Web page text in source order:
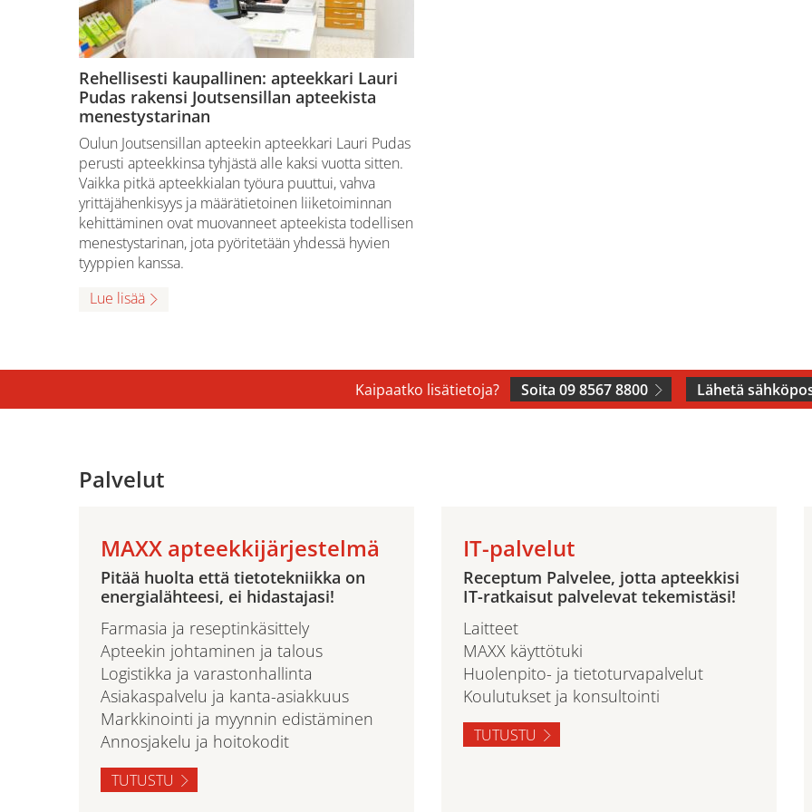
Rehellisesti kaupallinen: apteekkari Lauri
Pudas rakensi Joutsensillan apteekista
menestystarinan
Oulun Joutsensillan apteekin apteekkari Lauri Pudas
perusti apteekkinsa tyhjästä alle kaksi vuotta sitten.
Vaikka pitkä apteekkialan työura puuttui, vahva
yrittäjähenkisyys ja määrätietoinen liiketoiminnan
kehittäminen ovat muovanneet apteekista todellisen
menestystarinan, jota pyöritetään yhdessä hyvien
tyyppien kanssa.
Lue lisää
Kaipaatko lisätietoja? Soita 09 8567 8800 Lähetä
Palvelut
MAXX apteekkijärjestelmä
Pitää huolta että tietotekniikka on
energialähteesi, ei hidastajasi!
Farmasia ja reseptinkäsittely
Apteekin johtaminen ja talous
Logistikka ja varastonhallinta
Asiakaspalvelu ja kanta-asiakkuus
Markkinointi ja myynnin edistäminen
Annosjakelu ja hoitokodit
TUTUSTU
IT-palvelut
Receptum Palvelee, jotta apteekkisi
IT-ratkaisut palvelevat tekemistäsi!
Laitteet
MAXX käyttötuki
Huolenpito- ja tietoturvapalvelut
Koulutukset ja konsultointi
TUTUSTU